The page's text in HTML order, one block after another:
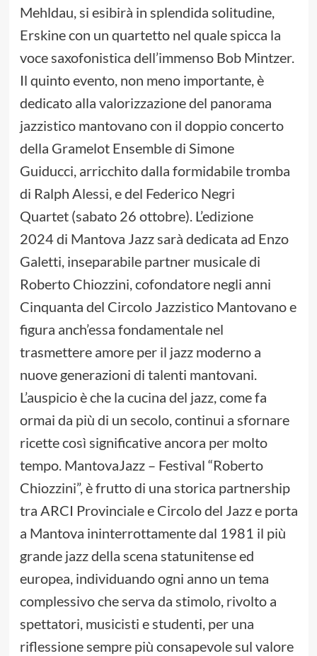
Mehldau, si esibirà in splendida solitudine,
Erskine con un quartetto nel quale spicca la
voce saxofonistica dell’immenso Bob Mintzer.
Il quinto evento, non meno importante, è
dedicato alla valorizzazione del panorama
jazzistico mantovano con il doppio concerto
della Gramelot Ensemble di Simone
Guiducci, arricchito dalla formidabile tromba
di Ralph Alessi, e del Federico Negri
Quartet (sabato 26 ottobre). L’edizione
2024 di Mantova Jazz sarà dedicata ad Enzo
Galetti, inseparabile partner musicale di
Roberto Chiozzini, cofondatore negli anni
Cinquanta del Circolo Jazzistico Mantovano e
figura anch’essa fondamentale nel
trasmettere amore per il jazz moderno a
nuove generazioni di talenti mantovani.
L’auspicio è che la cucina del jazz, come fa
ormai da più di un secolo, continui a sfornare
ricette così significative ancora per molto
tempo. MantovaJazz – Festival “Roberto
Chiozzini”, è frutto di una storica partnership
tra ARCI Provinciale e Circolo del Jazz e porta
a Mantova ininterrottamente dal 1981 il più
grande jazz della scena statunitense ed
europea, individuando ogni anno un tema
complessivo che serva da stimolo, rivolto a
spettatori, musicisti e studenti, per una
riflessione sempre più consapevole sul valore